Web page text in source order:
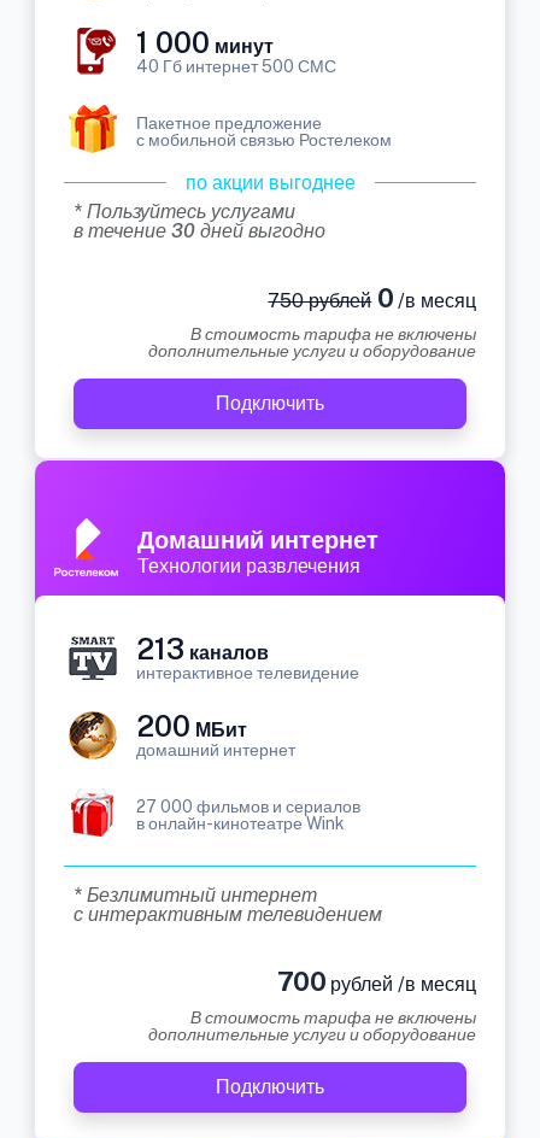
1 000 минут
40 Гб интернет 500 СМС
Пакетное предложение
с мобильной связью Ростелеком
по акции выгоднее
* Пользуйтесь услугами
в течение 30 дней выгодно
750 рублей0 /в месяц
В стоимость тарифа не включены
дополнительные услуги и оборудование
Подключить
Домашний интернет
Технологии развлечения
213 каналов
интерактивное телевидение
200 МБит
домашний интернет
27 000 фильмов и сериалов
в онлайн-кинотеатре Wink
* Безлимитный интернет
с интерактивным телевидением
700 рублей /в месяц
В стоимость тарифа не включены
дополнительные услуги и оборудование
Подключить